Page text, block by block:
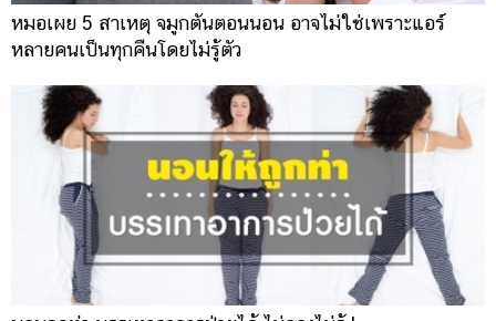
หมอเผย 5 สาเหตุ จมูกตันตอนนอน อาจไม่ใช่เพราะแอร์
หลายคนเป็นทุกคืนโดยไม่รู้ตัว